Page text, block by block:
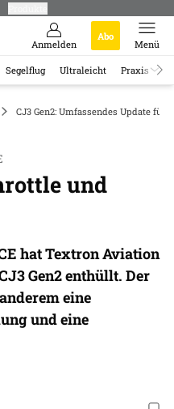
Anmelden
Abo
Menü
Segelflug Ultraleicht Praxis
CJ3 Gen2: Umfassendes Update für
und
hat Textron Aviation
Gen2 enthüllt. Der
eine
und eine